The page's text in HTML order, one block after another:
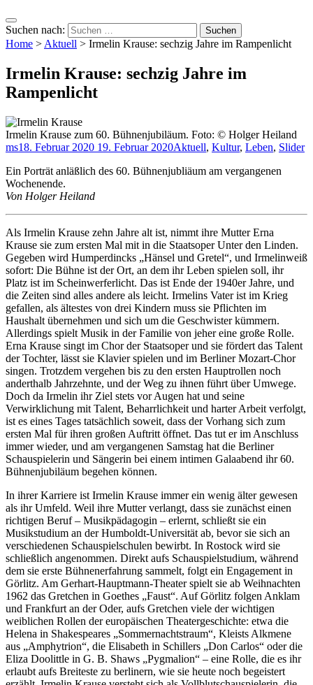
Suchen nach:
Home >Aktuell > Irmelin Krause: sechzig Jahre im Rampenlicht
Irmelin Krause: sechzig Jahre im
Rampenlicht
Irmelin Krause zum 60. Bühnenjubiläum. Foto: © Holger Heiland
ms18. Februar 2020 19. Februar 2020Aktuell, Kultur, Leben, Slider
Ein Porträt anläßlich des 60. Bühnenjubliäum am vergangenen
Wochenende.
Von Holger Heiland
Als Irmelin Krause zehn Jahre alt ist, nimmt ihre Mutter Erna
Krause sie zum ersten Mal mit in die Staatsoper Unter den Linden.
Gegeben wird Humperdincks „Hänsel und Gretel“, und Irmelinweiß
sofort: Die Bühne ist der Ort, an dem ihr Leben spielen soll, ihr
Platz ist im Scheinwerferlicht. Das ist Ende der 1940er Jahre, und
die Zeiten sind alles andere als leicht. Irmelins Vater ist im Krieg
gefallen, als ältestes von drei Kindern muss sie Pflichten im
Haushalt übernehmen und sich um die Geschwister kümmern.
Allerdings spielt Musik in der Familie von jeher eine große Rolle.
Erna Krause singt im Chor der Staatsoper und sie fördert das Talent
der Tochter, lässt sie Klavier spielen und im Berliner Mozart-Chor
singen. Trotzdem vergehen bis zu den ersten Hauptrollen noch
anderthalb Jahrzehnte, und der Weg zu ihnen führt über Umwege.
Doch da Irmelin ihr Ziel stets vor Augen hat und seine
Verwirklichung mit Talent, Beharrlichkeit und harter Arbeit verfolgt,
ist es eines Tages tatsächlich soweit, dass der Vorhang sich zum
ersten Mal für ihren großen Auftritt öffnet. Das tut er im Anschluss
immer wieder, und am vergangenen Samstag hat die Berliner
Schauspielerin und Sängerin bei einem intimen Galaabend ihr 60.
Bühnenjubiläum begehen können.
In ihrer Karriere ist Irmelin Krause immer ein wenig älter gewesen
als ihr Umfeld. Weil ihre Mutter verlangt, dass sie zunächst einen
richtigen Beruf – Musikpädagogin – erlernt, schließt sie ein
Musikstudium an der Humboldt-Universität ab, bevor sie sich an
verschiedenen Schauspielschulen bewirbt. In Rostock wird sie
schließlich angenommen. Direkt aufs Schauspielstudium, während
dem sie erste Bühnenerfahrung sammelt, folgt ein Engagement in
Görlitz. Am Gerhart-Hauptmann-Theater spielt sie ab Weihnachten
1962 das Gretchen in Goethes „Faust“. Auf Görlitz folgen Anklam
und Frankfurt an der Oder, aufs Gretchen viele der wichtigen
weiblichen Rollen der europäischen Theatergeschichte: etwa die
Helena in Shakespeares „Sommernachtstraum“, Kleists Alkmene
aus „Amphytrion“, die Elisabeth in Schillers „Don Carlos“ oder die
Eliza Doolittle in G. B. Shaws „Pygmalion“ – eine Rolle, die es ihr
erlaubt aufs Breiteste zu berlinern, wie sie heute noch begeistert